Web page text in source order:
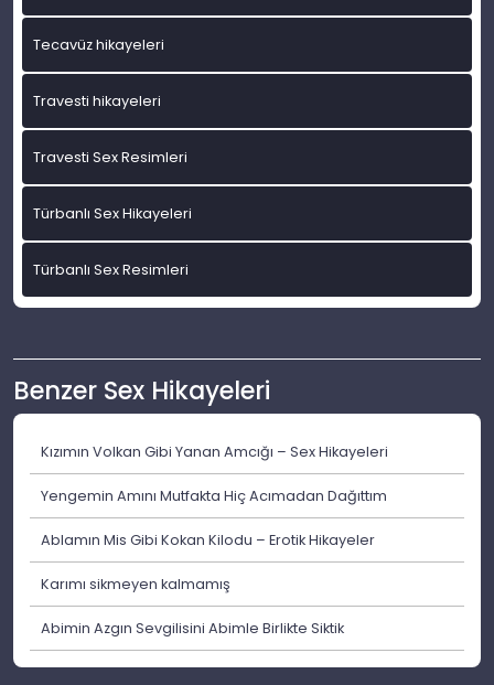
Tecavüz hikayeleri
Travesti hikayeleri
Travesti Sex Resimleri
Türbanlı Sex Hikayeleri
Türbanlı Sex Resimleri
Benzer Sex Hikayeleri
Kızımın Volkan Gibi Yanan Amcığı – Sex Hikayeleri
Yengemin Amını Mutfakta Hiç Acımadan Dağıttım
Ablamın Mis Gibi Kokan Kilodu – Erotik Hikayeler
Karımı sikmeyen kalmamış
Abimin Azgın Sevgilisini Abimle Birlikte Siktik